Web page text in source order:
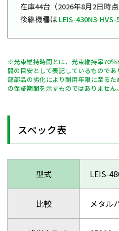
在庫44台（2026年8月2日時点
後継機種は LEIS-430N3-HVS-
※光束維持時間とは、光束維持率70
間の目安として表記しているもので
部部品の劣化により耐用年限に至る
の保証期間を示すものではありません。
スペック表
型式 LEIS-
比較 メタル